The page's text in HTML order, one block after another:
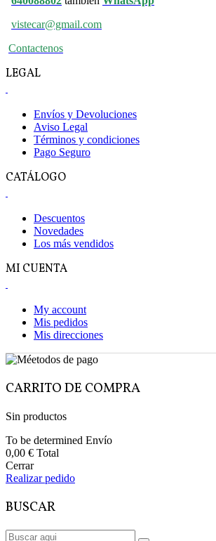
vistecar@gmail.com
Contactenos
LEGAL
Envíos y Devoluciones
Aviso Legal
Términos y condiciones
Pago Seguro
CATÁLOGO
Descuentos
Novedades
Los más vendidos
MI CUENTA
My account
Mis pedidos
Mis direcciones
CARRITO DE COMPRA
Sin productos
To be determined Envío
0,00 € Total
Cerrar
Realizar pedido
BUSCAR